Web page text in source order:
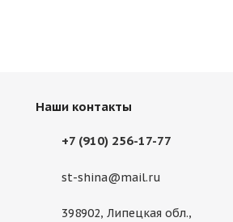
Наши контакты
+7 (910) 256-17-77
st-shina@mail.ru
398902, Липецкая обл.,